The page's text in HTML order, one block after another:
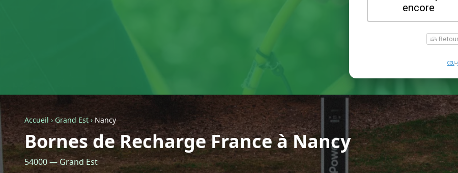
Accueil › Grand Est › Nancy
Bornes de Recharge France à Nancy
54000 — Grand Est